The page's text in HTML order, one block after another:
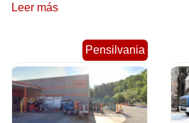
Leer más
Pensilvania